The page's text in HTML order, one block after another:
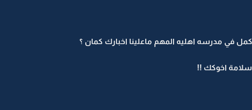
في مدرسه اهليه المهم ماعلينا اخبارك كمان ؟
سلامة اخوكك !!